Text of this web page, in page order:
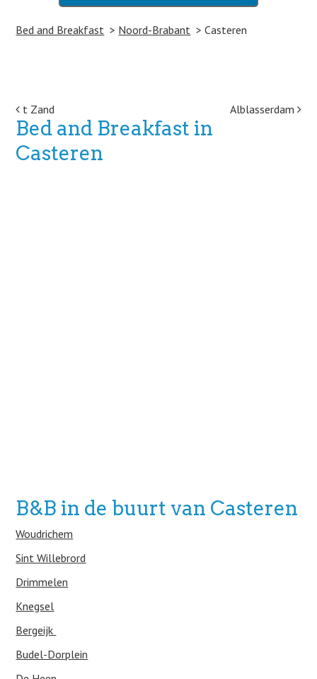
Bed and Breakfast Noord-Brabant Casteren
Post navigation
t Zand Alblasserdam
Bed and Breakfast in
Casteren
B&B in de buurt van Casteren
Woudrichem
Sint Willebrord
Drimmelen
Knegsel
Bergeijk
Budel-Dorplein